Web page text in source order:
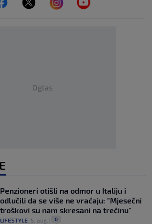
Oglas
Penzioneri otišli na odmor u Italiju i
odlučili da se više ne vraćaju: "Mjesečni
troškovi su nam skresani na trećinu"
LIFESTYLE 5. aug. 0